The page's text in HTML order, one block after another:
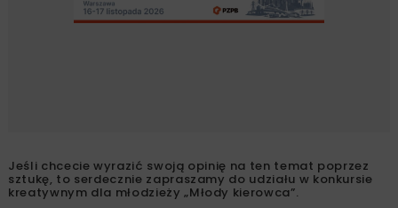
Jeśli chcecie wyrazić swoją opinię na ten temat poprzez
sztukę, to serdecznie zapraszamy do udziału w konkursie
kreatywnym dla młodzieży „Młody kierowca”.